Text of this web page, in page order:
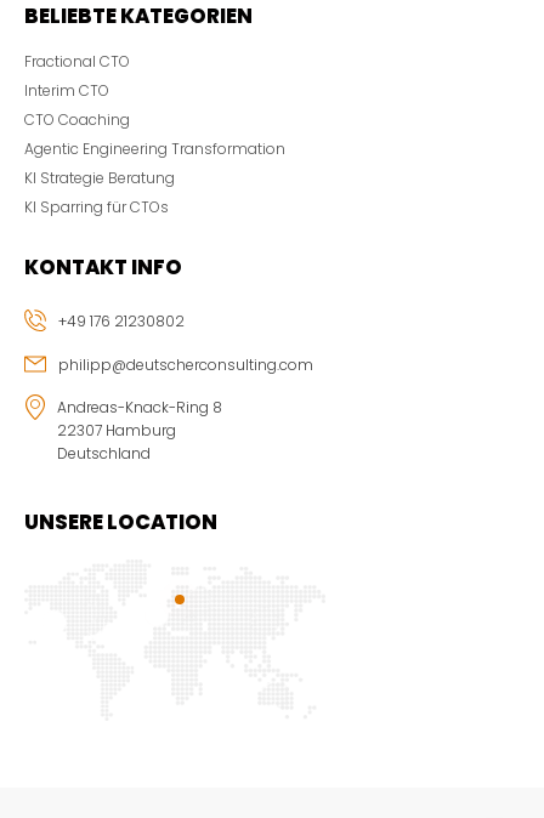
BELIEBTE KATEGORIEN
Fractional CTO
Interim CTO
CTO Coaching
Agentic Engineering Transformation
KI Strategie Beratung
KI Sparring für CTOs
KONTAKT INFO
+49 176 21230802
philipp@deutscherconsulting.com
Andreas-Knack-Ring 8
22307 Hamburg
Deutschland
UNSERE LOCATION